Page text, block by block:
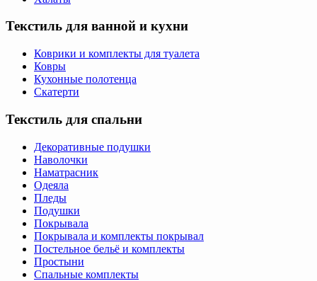
Текстиль для ванной и кухни
Коврики и комплекты для туалета
Ковры
Кухонные полотенца
Скатерти
Текстиль для спальни
Декоративные подушки
Наволочки
Наматрасник
Одеяла
Пледы
Подушки
Покрывала
Покрывала и комплекты покрывал
Постельное бельё и комплекты
Простыни
Спальные комплекты